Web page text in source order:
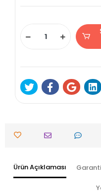
Ürün Açıklaması